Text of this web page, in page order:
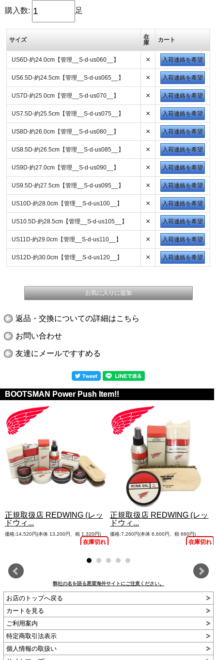
購入数: 足
サイズ
在
庫
カート
US6D-約24.0cm【管理__S-d-us060__】 × 入荷連絡を希望
US6.5D-約24.5cm【管理__S-d-us065__】 × 入荷連絡を希望
US7D-約25.0cm【管理__S-d-us070__】 × 入荷連絡を希望
US7.5D-約25.5cm【管理__S-d-us075__】 × 入荷連絡を希望
US8D-約26.0cm【管理__S-d-us080__】 × 入荷連絡を希望
US8.5D-約26.5cm【管理__S-d-us085__】 × 入荷連絡を希望
US9D-約27.0cm【管理__S-d-us090__】 × 入荷連絡を希望
US9.5D-約27.5cm【管理__S-d-us095__】 × 入荷連絡を希望
US10D-約28.0cm【管理__S-d-us100__】 × 入荷連絡を希望
US10.5D-約28.5cm【管理__S-d-us105__】 × 入荷連絡を希望
US11D-約29.0cm【管理__S-d-us110__】 × 入荷連絡を希望
US12D-約30.0cm【管理__S-d-us120__】 × 入荷連絡を希望
返品・交換についての詳細はこちら
お問い合わせ
友達にメールですすめる
BOOTSMAN Power Push Item!!
正規取扱店 REDWING (レッ
ドウィ...
価格:14,520円(本体 13,200円、税 1,320円)
在庫切れ
正規取扱店 REDWING (レッ
ドウィ...
価格:7,260円(本体 6,600円、税 660円)
在庫切れ
弊社の名を語る悪質海外サイトにご注意ください。
お店のトップへ戻る
カートを見る
ご利用案内
特定商取引法表示
個人情報の取扱い